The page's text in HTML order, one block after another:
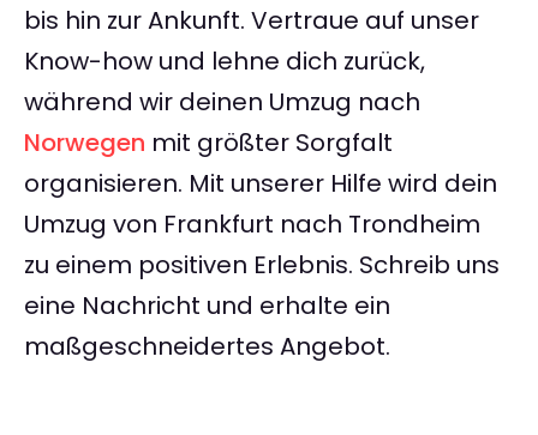
bis hin zur Ankunft. Vertraue auf unser
Know-how und lehne dich zurück,
während wir deinen Umzug nach
Norwegen mit größter Sorgfalt
organisieren. Mit unserer Hilfe wird dein
Umzug von Frankfurt nach Trondheim
zu einem positiven Erlebnis. Schreib uns
eine Nachricht und erhalte ein
maßgeschneidertes Angebot.